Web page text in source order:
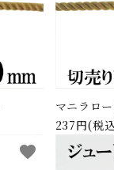
マニラロ
237円(税
favorite